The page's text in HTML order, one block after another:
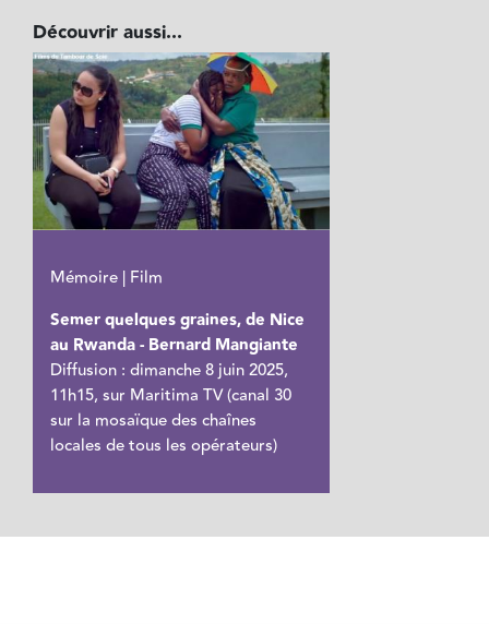
Découvrir aussi...
Mémoire | Film
Semer quelques graines, de Nice
au Rwanda - Bernard Mangiante
Diffusion : dimanche 8 juin 2025,
11h15, sur Maritima TV (canal 30
sur la mosaïque des chaînes
locales de tous les opérateurs)